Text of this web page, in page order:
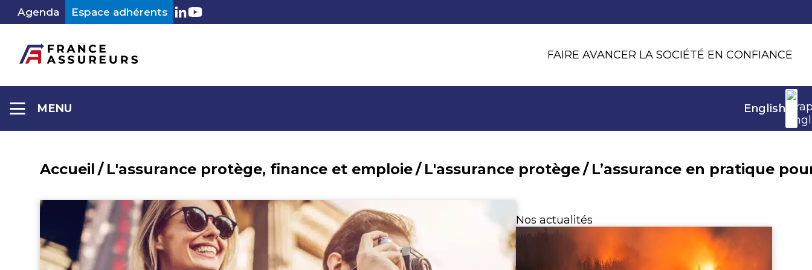
AllerAgenda Espace adhérents LinkedIn
Youtube
FAIRE AVANCER LA SOCIÉTÉ EN CONFIANCE
MENU English
Accueil / L'assurance protège, finance et emploie/ L'assurance protège/ L’assurance en pratique
Nos actualités